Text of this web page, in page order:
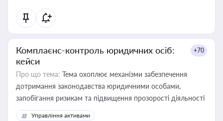
Комплаєнс-контроль юридичних осіб:
кейси
+70
Про що тема: Тема охоплює механізми забезпечення
дотримання законодавства юридичними особами,
запобігання ризикам та підвищення прозорості діяльності
Управління активами